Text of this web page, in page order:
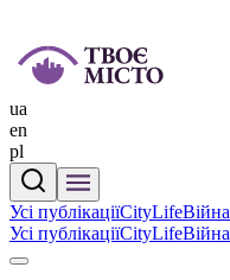
ua
en
pl
Усі публікаціїCityLifeВійна
Усі публікаціїCityLifeВійна